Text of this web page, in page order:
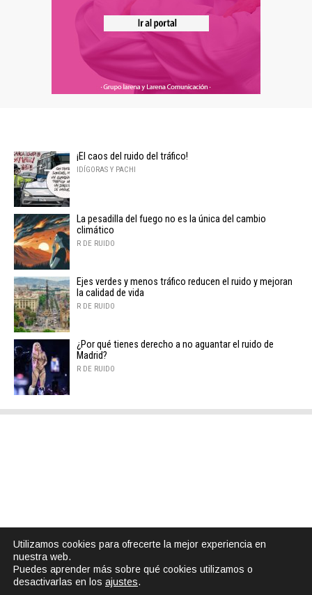
¡El caos del ruido del tráfico!
IDÍGORAS Y PACHI
La pesadilla del fuego no es la única del cambio
climático
R DE RUIDO
Ejes verdes y menos tráfico reducen el ruido y mejoran
la calidad de vida
R DE RUIDO
¿Por qué tienes derecho a no aguantar el ruido de
Madrid?
R DE RUIDO
Utilizamos cookies para ofrecerte la mejor experiencia en
nuestra web.
Puedes aprender más sobre qué cookies utilizamos o
desactivarlas en los ajustes.